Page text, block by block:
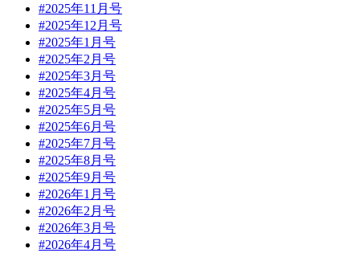
#2025年11月号
#2025年12月号
#2025年1月号
#2025年2月号
#2025年3月号
#2025年4月号
#2025年5月号
#2025年6月号
#2025年7月号
#2025年8月号
#2025年9月号
#2026年1月号
#2026年2月号
#2026年3月号
#2026年4月号